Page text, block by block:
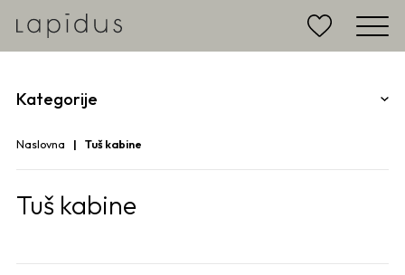
Kategorije
Naslovna Tuš kabine
Tuš kabine